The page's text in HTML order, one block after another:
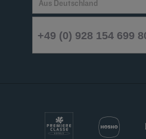
Aus Deutschland
+49 (0) 928 154 699